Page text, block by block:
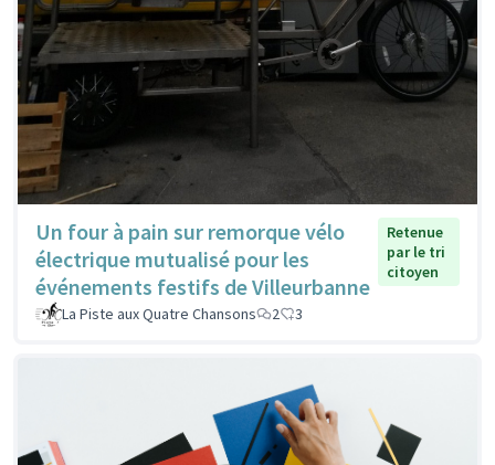
Un four à pain sur remorque vélo
électrique mutualisé pour les
événements festifs de Villeurbanne
Retenue
par le tri
citoyen
La Piste aux Quatre Chansons 2 3